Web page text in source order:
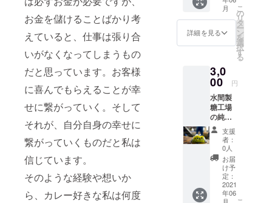
お金を儲けることばかり考
えていると、仕事は張り合
いがなくなってしまうもの
だと思っています。お客様
に喜んでもらえることが幸
せに繋がっていく。そして
それが、自分自身の幸せに
繋がっていくものだと私は
信じています。
そのような経験や想いか
ら、カレー好きな私は何度
前に奄美大
島に移住
し、現在は
奄美の素材
レー開発に
没頭中。以
前から東京
を中心に、
名だたるカ
レー店を行
脚をする程
のカレー大
好きマンで
す。
2枚組
こちら
の商品
は、月
の虎カ
作に欠
かせな
い手作
りの真
塩で
す。 奄
美に数
ある天
然塩の
中で
も、こ
だわり
の手法
と薪で
月
詳細を見る
こ
の
リ
タ
ー
ン
を
選
択
す
る
3,0
00 円
水間製
糖工場
の純黒
糖
500g ＋
笑顔の
画家RIE
さんの
ポスト
カード
2枚組
支援
者：
0人
お届
け予
定：
2021
年06
月